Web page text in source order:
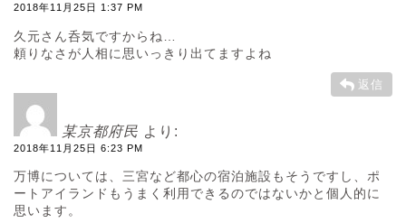
2018年11月25日 1:37 PM
久元さん呑気ですからね…
頼りなさが人相に思いっきり出てますよね
返信
某京都府民 より:
2018年11月25日 6:23 PM
万博については、三宮など都心の宿泊施設もそうですし、ポ
ートアイランドもうまく利用できるのではないかと個人的に
思います。